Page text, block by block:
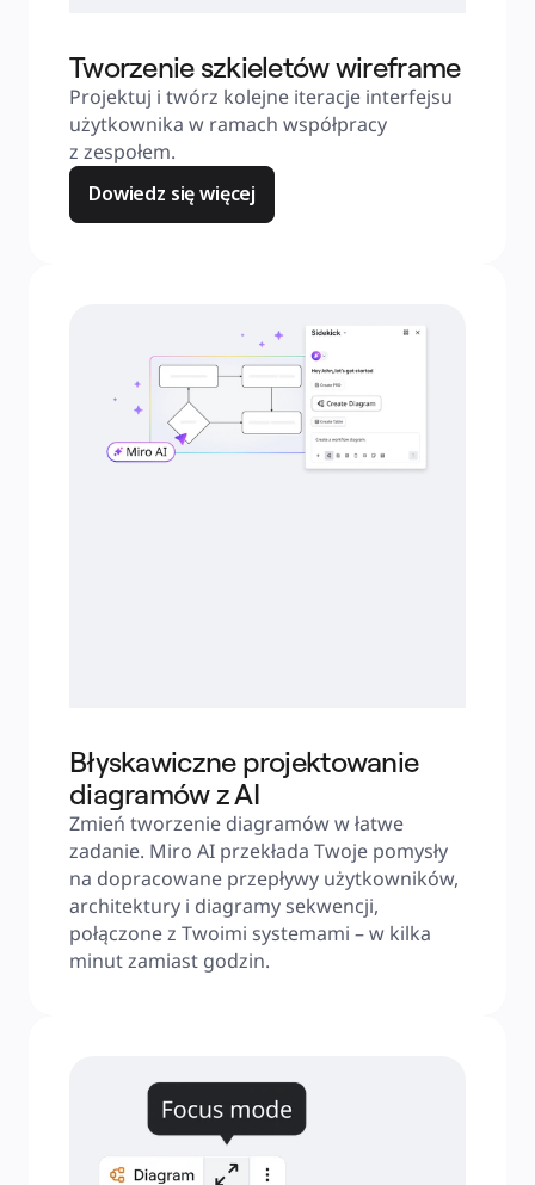
Tworzenie szkieletów wireframe
Projektuj i twórz kolejne iteracje interfejsu
użytkownika w ramach współpracy
z zespołem.
Dowiedz się więcej
Błyskawiczne projektowanie
diagramów z AI
Zmień tworzenie diagramów w łatwe
zadanie. Miro AI przekłada Twoje pomysły
na dopracowane przepływy użytkowników,
architektury i diagramy sekwencji,
połączone z Twoimi systemami – w kilka
minut zamiast godzin.